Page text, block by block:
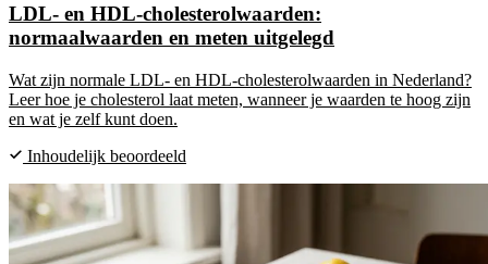
LDL- en HDL-cholesterolwaarden:
normaalwaarden en meten uitgelegd
Wat zijn normale LDL- en HDL-cholesterolwaarden in Nederland?
Leer hoe je cholesterol laat meten, wanneer je waarden te hoog zijn
en wat je zelf kunt doen.
Inhoudelijk beoordeeld